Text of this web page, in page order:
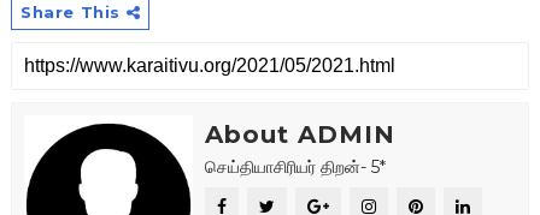
Share This
About ADMIN
செய்தியாசிரியர் திறன்- 5*